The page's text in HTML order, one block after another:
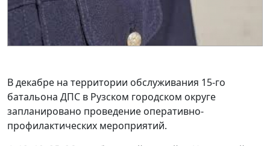
В декабре на территории обслуживания 15-го
батальона ДПС в Рузском городском округе
запланировано проведение оперативно-
профилактических мероприятий.